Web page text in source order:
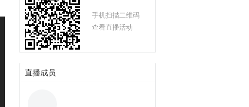
手机扫描二维码
查看直播活动
直播成员